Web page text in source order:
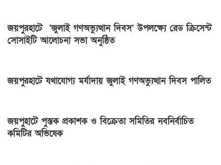
জয়পুরহাটে ‘জুলাই গণঅভ্যুত্থান দিবস’ উপলক্ষ্যে রেড ক্রিসেন্ট
সোসাইটি আলোচনা সভা অনুষ্ঠিত
জয়পুরহাটে যথাযোগ্য মর্যাদায় জুলাই গণঅভ্যুত্থান দিবস পালিত
জয়পুহাটে পুস্তক প্রকাশক ও বিক্রেতা সমিতির নবনির্বাচিত
কমিটির অভিষেক